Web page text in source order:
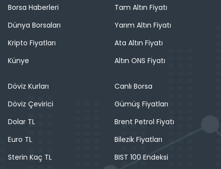
Borsa Haberleri
Dünya Borsaları
Kripto Fiyatları
Künye
Tam Altın Fiyatı
Yarım Altın Fiyatı
Ata Altın Fiyatı
Altın ONS Fiyatı
Döviz Kurları
Döviz Çevirici
Dolar TL
Euro TL
Sterin Kaç TL
Canlı Borsa
Gümüş Fiyatları
Brent Petrol Fiyatı
Bilezik Fiyatları
BIST 100 Endeksi